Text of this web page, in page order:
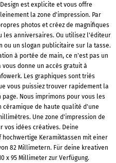
est explicite et vous offre
la zone d'impression. Par
photos et créez de magnifiques
les anniversaires. Ou utilisez l'éditeur
ou un slogan publicitaire sur la tasse.
à portée de main, ce n'est pas un
donne un accès gratuit à
Les graphiques sont triés
vous puissiez trouver rapidement la
Nous imprimons pour vous les
céramique de haute qualité d'une
Une zone d'impression de
vos idées créatives. Deine
Keramiktassen mit einer
82 Millimetern. Für deine kreativen
x 95 Millimeter zur Verfügung.